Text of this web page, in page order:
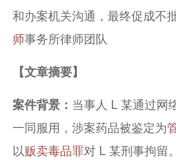
和办案机关沟通，最终促成不
师事务所律师团队
【文章摘要】
案件背景： 当事人 L 某通过网
一同服用，涉案药品被鉴定为
以贩卖毒品罪对 L 某刑事拘留